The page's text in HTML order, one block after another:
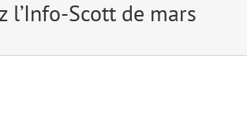
l’Info-Scott de mars